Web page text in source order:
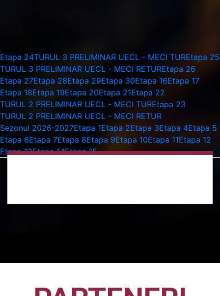
Etapa 24TURUL 3 PRELIMINAR UECL - MECI TUREtapa 25
TURUL 3 PRELIMINAR UECL - MECI RETUREtapa 26
Etapa 27Etapa 28Etapa 29Etapa 30Etapa 16Etapa 17
Etapa 18Etapa 19Etapa 20Etapa 21Etapa 22
TURUL 2 PRELIMINAR UECL - MECI TUREtapa 23
TURUL 2 PRELIMINAR UECL - MECI RETUR
Sezonul 2026-2027Etapa 1Etapa 2Etapa 3Etapa 4Etapa 5
Etapa 6Etapa 7Etapa 8Etapa 9Etapa 10Etapa 11Etapa 12
Etapa 13Etapa 14Etapa 15
CFR CLUJ – FARUL